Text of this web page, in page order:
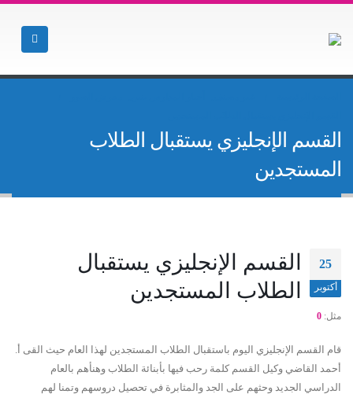
القسم الإنجليزي يستقبال الطلاب
المستجدين
25
أكتوبر
القسم الإنجليزي يستقبال
الطلاب المستجدين
مثل: 0
قام القسم الإنجليزي اليوم باستقبال الطلاب المستجدين لهذا العام حيث القى أ.
أحمد القاضي وكيل القسم كلمة رحب فيها بأبنائة الطلاب وهنأهم بالعام
الدراسي الجديد وحثهم على الجد والمثابرة في تحصيل دروسهم وتمنا لهم